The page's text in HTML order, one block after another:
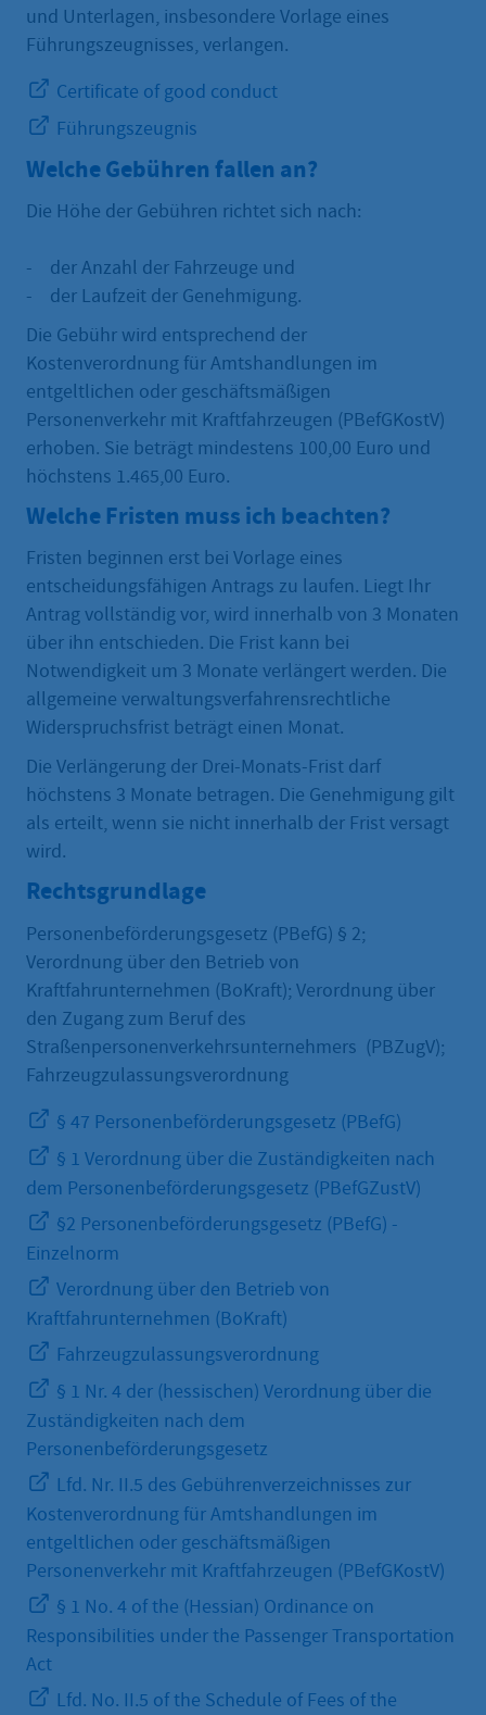
und Unterlagen, insbesondere Vorlage eines
Führungszeugnisses, verlangen.
Certificate of good conduct
Führungszeugnis
Welche Gebühren fallen an?
Die Höhe der Gebühren richtet sich nach:
- der Anzahl der Fahrzeuge und
- der Laufzeit der Genehmigung.
Die Gebühr wird entsprechend der
Kostenverordnung für Amtshandlungen im
entgeltlichen oder geschäftsmäßigen
Personenverkehr mit Kraftfahrzeugen (PBefGKostV)
erhoben. Sie beträgt mindestens 100,00 Euro und
höchstens 1.465,00 Euro.
Welche Fristen muss ich beachten?
Fristen beginnen erst bei Vorlage eines
entscheidungsfähigen Antrags zu laufen. Liegt Ihr
Antrag vollständig vor, wird innerhalb von 3 Monaten
über ihn entschieden. Die Frist kann bei
Notwendigkeit um 3 Monate verlängert werden. Die
allgemeine verwaltungsverfahrensrechtliche
Widerspruchsfrist beträgt einen Monat.
Die Verlängerung der Drei-Monats-Frist darf
höchstens 3 Monate betragen. Die Genehmigung gilt
als erteilt, wenn sie nicht innerhalb der Frist versagt
wird.
Rechtsgrundlage
Personenbeförderungsgesetz (PBefG) § 2;
Verordnung über den Betrieb von
Kraftfahrunternehmen (BoKraft); Verordnung über
den Zugang zum Beruf des
Straßenpersonenverkehrsunternehmers (PBZugV);
Fahrzeugzulassungsverordnung
§ 47 Personenbeförderungsgesetz (PBefG)
§ 1 Verordnung über die Zuständigkeiten nach
dem Personenbeförderungsgesetz (PBefGZustV)
§2 Personenbeförderungsgesetz (PBefG) -
Einzelnorm
Verordnung über den Betrieb von
Kraftfahrunternehmen (BoKraft)
Fahrzeugzulassungsverordnung
§ 1 Nr. 4 der (hessischen) Verordnung über die
Zuständigkeiten nach dem
Personenbeförderungsgesetz
Lfd. Nr. II.5 des Gebührenverzeichnisses zur
Kostenverordnung für Amtshandlungen im
entgeltlichen oder geschäftsmäßigen
Personenverkehr mit Kraftfahrzeugen (PBefGKostV)
§ 1 No. 4 of the (Hessian) Ordinance on
Responsibilities under the Passenger Transportation
Act
Lfd. No. II.5 of the Schedule of Fees of the